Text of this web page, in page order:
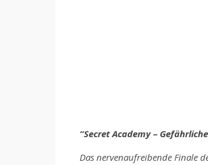
“Secret Academy –
Das nervenaufreibende Finale